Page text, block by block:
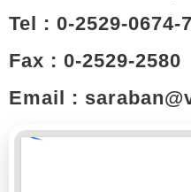
Tel : 0-2529-0674-7
Fax : 0-2529-2580
Email :